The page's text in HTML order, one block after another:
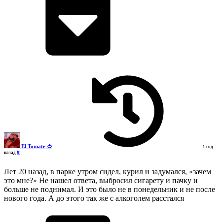
El Tomate 🍅
1 год
назад #
Лет 20 назад, в парке утром сидел, курил и задумался, «зачем
это мне?» Не нашел ответа, выбросил сигарету и пачку и
больше не поднимал. И это было не в понедельник и не после
нового года. А до этого так же с алкоголем расстался